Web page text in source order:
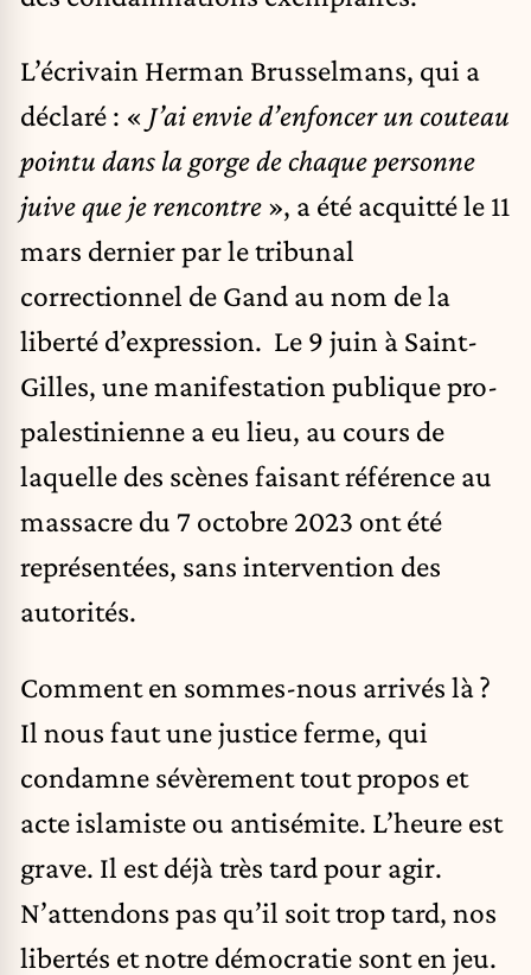
L’écrivain Herman Brusselmans, qui a
déclaré : « J’ai envie d’enfoncer un couteau
pointu dans la gorge de chaque personne
juive que je rencontre », a été acquitté le 11
mars dernier par le tribunal
correctionnel de Gand au nom de la
liberté d’expression. Le 9 juin à Saint-
Gilles, une manifestation publique pro-
palestinienne a eu lieu, au cours de
laquelle des scènes faisant référence au
massacre du 7 octobre 2023 ont été
représentées, sans intervention des
autorités.
Comment en sommes-nous arrivés là ?
Il nous faut une justice ferme, qui
condamne sévèrement tout propos et
acte islamiste ou antisémite. L’heure est
grave. Il est déjà très tard pour agir.
N’attendons pas qu’il soit trop tard, nos
libertés et notre démocratie sont en jeu.